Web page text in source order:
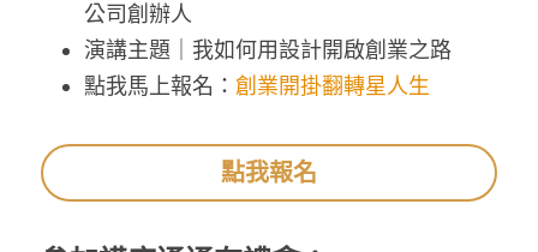
公司創辦人
演講主題｜我如何用設計開啟創業之路
點我馬上報名： 創業開掛翻轉星人生
點我報名